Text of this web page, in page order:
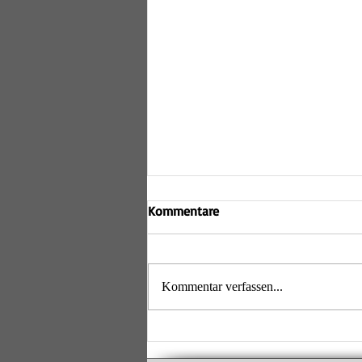
Relegation der D2 ohne Erfolg
Am Samstag, den 18. April 2026, trat
den Aufstieg von der Bezirksklasse in
die Bezirksliga an. In zwei
Kommentare
Kommentar verfassen...